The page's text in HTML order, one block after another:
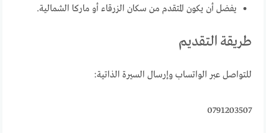
يفضل أن يكون المتقدم من سكان الزرقاء أو ماركا الشمالية.
طريقة التقديم
للتواصل عبر الواتساب وإرسال السيرة الذاتية:
0791203507